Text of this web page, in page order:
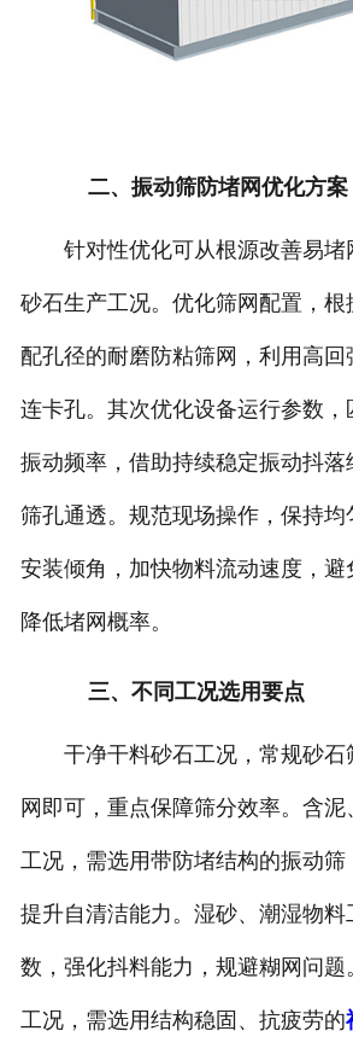
二、振动筛防堵网优化方案
针对性优化可从根源改善易堵
砂石生产工况。优化筛网配置，
配孔径的耐磨防粘筛网，利用高
连卡孔。其次优化设备运行参数
振动频率，借助持续稳定振动抖
筛孔通透。规范现场操作，保持均
安装倾角，加快物料流动速度，避
降低堵网概率。
三、不同工况选用要点
干净干料砂石工况，常规砂石
网即可，重点保障筛分效率。含
工况，需选用带防堵结构的振动筛
提升自清洁能力。湿砂、潮湿物料
数，强化抖料能力，规避糊网问
工况，需选用结构稳固、抗疲劳的